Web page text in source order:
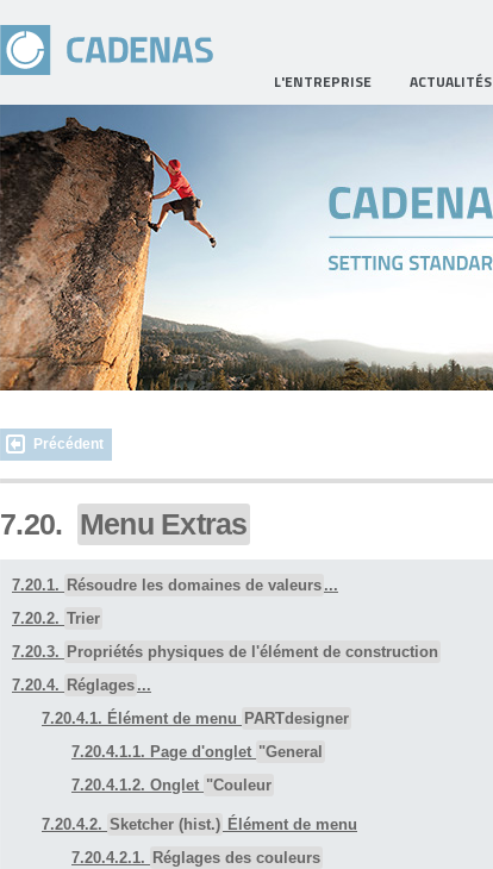
L'ENTREPRISE ACTUALITÉS
Précédent
7.20. Menu Extras
7.20.1. Résoudre les domaines de valeurs ...
7.20.2. Trier
7.20.3. Propriétés physiques de l'élément de construction
7.20.4. Réglages ...
7.20.4.1. Élément de menu PARTdesigner
7.20.4.1.1. Page d'onglet "General
7.20.4.1.2. Onglet "Couleur
7.20.4.2. Sketcher (hist.) Élément de menu
7.20.4.2.1. Réglages des couleurs